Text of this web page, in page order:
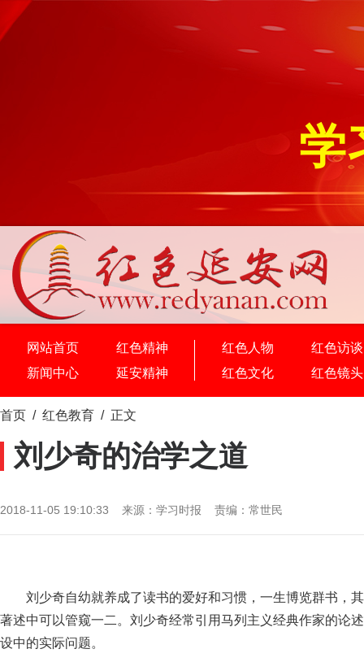
学
网站首页
红色精神
新闻中心
延安精神
红色人物
红色访谈
红色文化
红色镜头
首页 / 红色教育 / 正文
刘少奇的治学之道
2018-11-05 19:10:33 来源：学习时报 责编：常世民
刘少奇自幼就养成了读书的爱好和习惯，一生博览群书，
著述中可以管窥一二。刘少奇经常引用马列主义经典作家的论
设中的实际问题。